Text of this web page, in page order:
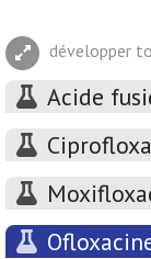
développer
Acide